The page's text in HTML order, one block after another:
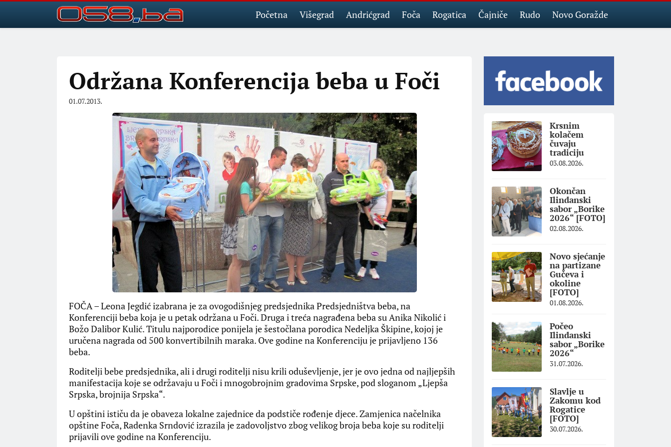
Početna Višegrad Andrićgrad Foča Rogatica Čajniče Rudo Novo Goražde
Održana Konferencija beba u Foči
01.07.2013.
FOČA – Leona Jegdić izabrana je za ovogodišnjeg predsjednika Predsjedništva beba, na
Konferenciji beba koja je u petak održana u Foči. Druga i treća nagrađena beba su Anika Nikolić i
Božo Dalibor Kulić. Titulu najporodice ponijela je šestočlana porodica Nedeljka Škipine, kojoj je
uručena nagrada od 500 konvertibilnih maraka. Ove godine na Konferenciju je prijavljeno 136
beba.
Roditelji bebe predsjednika, ali i drugi roditelji nisu krili oduševljenje, jer je ovo jedna od najljepših
manifestacija koje se održavaju u Foči i mnogobrojnim gradovima Srpske, pod sloganom „Ljepša
Srpska, brojnija Srpska“.
U opštini ističu da je obaveza lokalne zajednice da podstiče rođenje djece. Zamjenica načelnika
opštine Foča, Radenka Srndović izrazila je zadovoljstvo zbog velikog broja beba koje su roditelji
prijavili ove godine na Konferenciju.
Krsnim
kolačem
čuvaju
tradiciju
03.08.2026.
Okončan
Ilindanski
sabor „Borike
2026“ [FOTO]
02.08.2026.
Novo sjećanje
na partizane
Gučeva i
okoline
[FOTO]
01.08.2026.
Počeo
Ilindanski
sabor „Borike
2026“
31.07.2026.
Slavlje u
Zakomu kod
Rogatice
[FOTO]
30.07.2026.